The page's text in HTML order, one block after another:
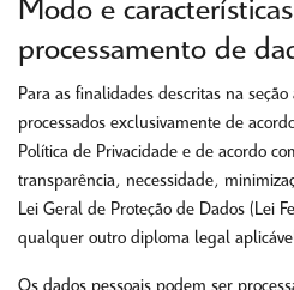
Modo e
processamento de
Para as finalidades descritas na
processados exclusivamente de
Política de Privacidade e de acordo
transparência, necessidade,
Lei Geral de Proteção de Dados
qualquer outro diploma legal